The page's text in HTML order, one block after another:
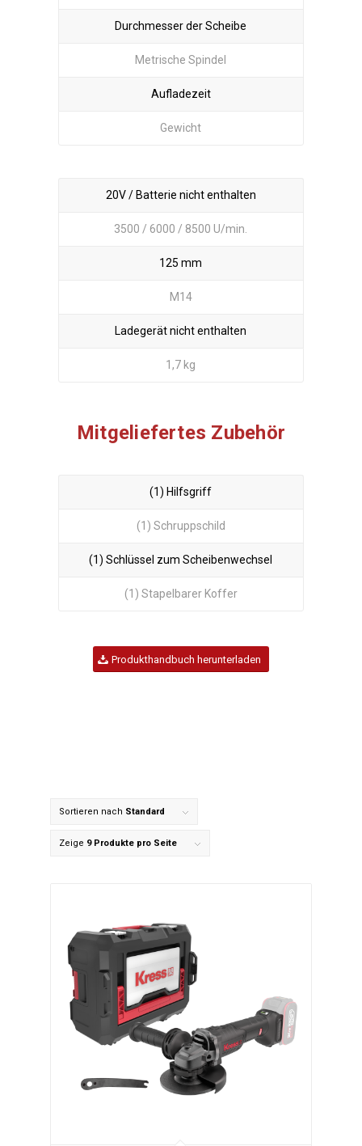
Durchmesser der Scheibe
Metrische Spindel
Aufladezeit
Gewicht
20V / Batterie nicht enthalten
3500 / 6000 / 8500 U/min.
125 mm
M14
Ladegerät nicht enthalten
1,7 kg
Mitgeliefertes Zubehör
(1) Hilfsgriff
(1) Schruppschild
(1) Schlüssel zum Scheibenwechsel
(1) Stapelbarer Koffer
Produkthandbuch herunterladen
Sortieren nach Standard
Zeige 9 Produkte pro Seite